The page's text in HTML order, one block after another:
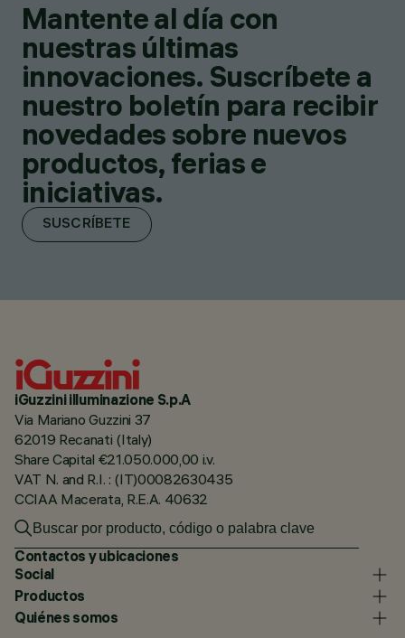
Mantente al día con
nuestras últimas
innovaciones. Suscríbete a
nuestro boletín para recibir
novedades sobre nuevos
productos, ferias e
iniciativas.
SUSCRÍBETE
iGuzzini illuminazione S.p.A
Via Mariano Guzzini 37
62019 Recanati (Italy)
Share Capital €21.050.000,00 i.v.
VAT N. and R.I. : (IT)00082630435
CCIAA Macerata, R.E.A. 40632
Contactos y ubicaciones
Social
Productos
Quiénes somos